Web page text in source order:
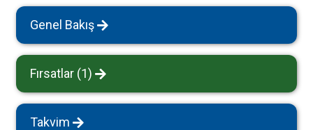
Genel Bakış
Fırsatlar (1)
Takvim